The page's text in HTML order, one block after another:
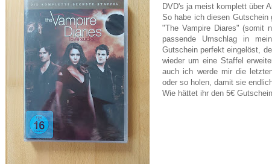
DVD's ja meist komplett über
So habe ich diesen Gutschein
"The Vampire Diares" (somit
passende Umschlag in
Gutschein perfekt eingelöst,
wieder um eine Staffel
auch ich werde mir die
oder so holen, damit sie
Wie hättet ihr den 5€